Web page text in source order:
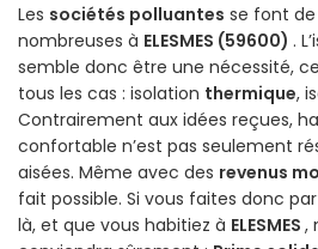
Les sociétés polluantes se font de
nombreuses à ELESMES (59600) .
semble donc être une nécessité,
tous les cas : isolation thermique,
Contrairement aux idées reçues,
confortable n’est pas seulement
aisées. Même avec des revenus
fait possible. Si vous faites donc
là, et que vous habitiez à ELESMES ,